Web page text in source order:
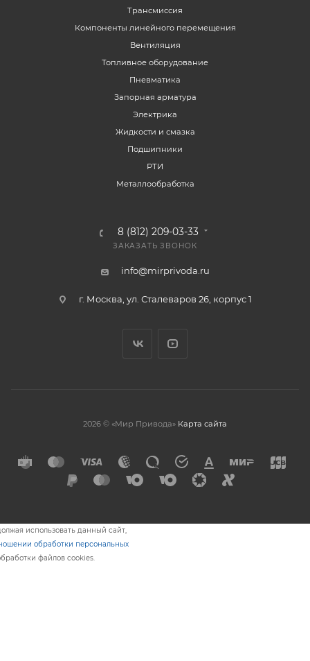
Трансмиссия
Компоненты линейного перемещения
Вентиляция
Топливное оборудование
Пневматика
Запорная арматура
Электрика
Жидкости и смазка
Подшипники
РТИ
Металлообработка
8 (812) 209-03-33
ЗАКАЗАТЬ ЗВОНОК
info@mirprivoda.ru
г. Москва, ул. Сталеваров 26, корпус 1
2026 © «Мир Привода» Карта сайта
использовать данный сайт,
обработки персональных
файлов cookies.